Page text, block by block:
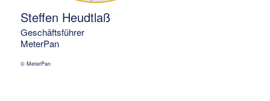
Steffen Heudtlaß
Geschäftsführer
MeterPan
© MeterPan